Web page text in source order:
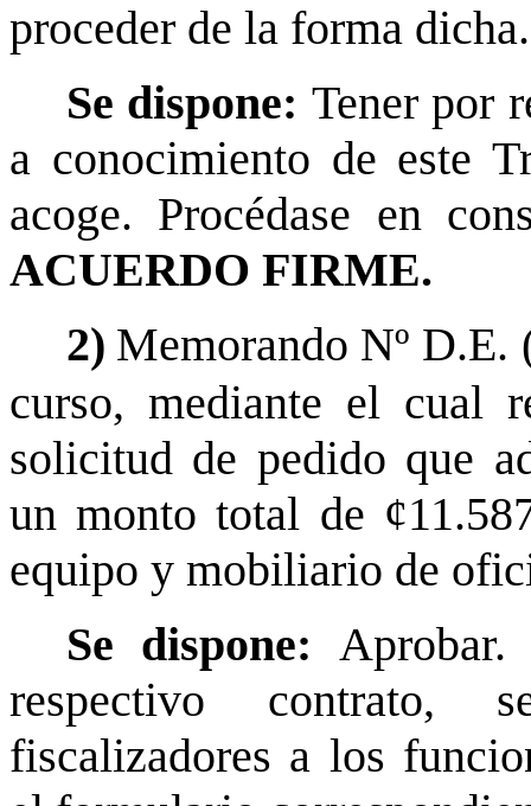
proceder de la forma dicha.
Se dispone: Tener por
a conocimiento de este
acoge. Procédase en
ACUERDO FIRME.
2) Memorando Nº D.E.
curso, mediante el cual
solicitud de pedido que
un monto total de
equipo y mobiliario de
Se dispone:
respectivo contrato,
fiscalizadores a los